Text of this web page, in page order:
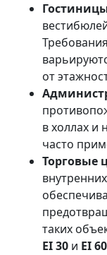
от
в холлах и
часто
Торговые
таких
EI 30 и EI 60